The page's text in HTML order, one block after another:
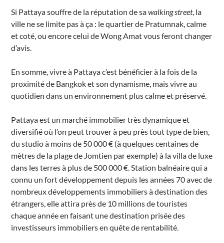
Si Pattaya souffre de la réputation de sawalking street, la
ville ne se limite pas à ça : le quartier de Pratumnak, calme
et coté, ou encore celui de Wong Amat vous feront changer
d’avis.
En somme, vivre à Pattaya c’est bénéficier à la fois de la
proximité de Bangkok et son dynamisme, mais vivre au
quotidien dans un environnement plus calme et préservé.
Pattaya est un marché immobilier très dynamique et
diversifié où l’on peut trouver à peu près tout type de bien,
du studio à moins de 50 000 € (à quelques centaines de
mètres de la plage de Jomtien par exemple) à la villa de luxe
dans les terres à plus de 500 000 €. Station balnéaire qui a
connu un fort développement depuis les années 70 avec de
nombreux développements immobiliers à destination des
étrangers, elle attira près de 10 millions de touristes
chaque année en faisant une destination prisée des
investisseurs immobiliers en quête de rentabilité.